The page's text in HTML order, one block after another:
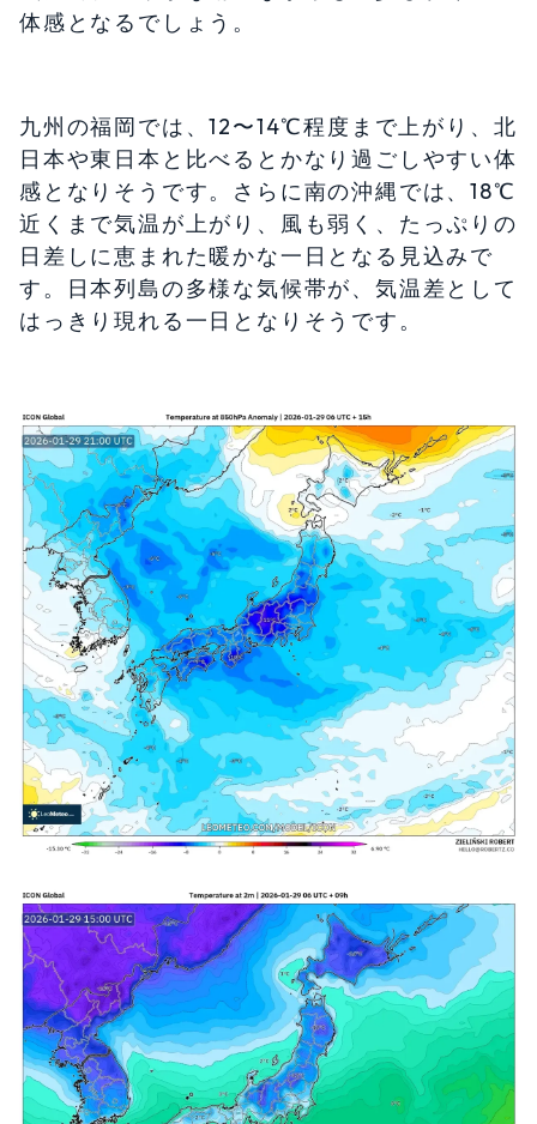
体感となるでしょう。
九州の福岡では、12〜14℃程度まで上がり、北
日本や東日本と比べるとかなり過ごしやすい体
感となりそうです。さらに南の沖縄では、18℃
近くまで気温が上がり、風も弱く、たっぷりの
日差しに恵まれた暖かな一日となる見込みで
す。日本列島の多様な気候帯が、気温差として
はっきり現れる一日となりそうです。